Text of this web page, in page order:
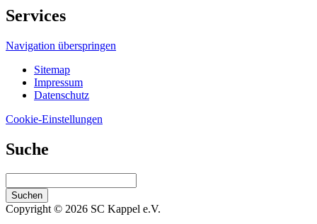
Services
Navigation überspringen
Sitemap
Impressum
Datenschutz
Cookie-Einstellungen
Suche
Suchen
Copyright © 2026 SC Kappel e.V.